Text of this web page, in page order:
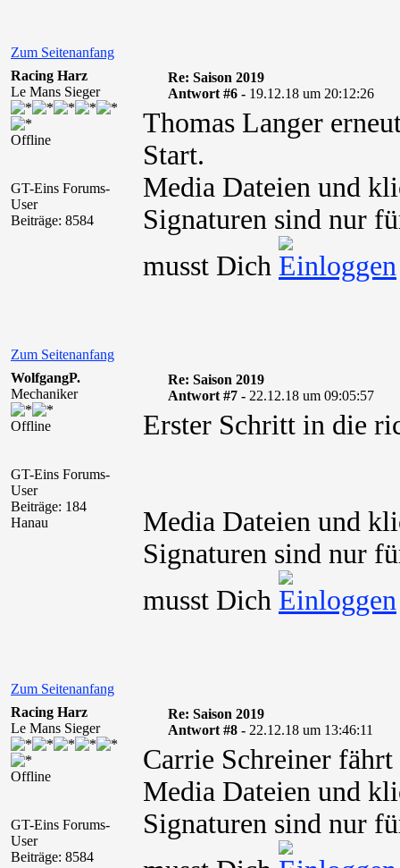
Zum Seitenanfang
Racing Harz
Le Mans Sieger
Offline
GT-Eins Forums-
User
Beiträge: 8584
Re: Saison 2019
Antwort #6 - 19.12.18 um 20:12:26
Thomas Langer
Start.
Media Dateien und
Signaturen sind nur
musst Dich
Zum Seitenanfang
WolfgangP.
Mechaniker
Offline
GT-Eins Forums-
User
Beiträge: 184
Hanau
Re: Saison 2019
Antwort #7 - 22.12.18 um 09:05:57
Erster Schritt in die
Media Dateien und
Signaturen sind nur
musst Dich
Zum Seitenanfang
Racing Harz
Le Mans Sieger
Offline
GT-Eins Forums-
User
Beiträge: 8584
Re: Saison 2019
Antwort #8 - 22.12.18 um 13:46:11
Carrie Schreiner
Media Dateien und
Signaturen sind nur